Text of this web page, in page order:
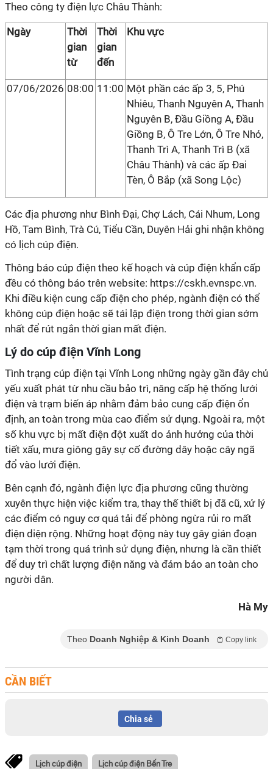
Theo công ty điện lực Châu Thành:
Ngày
Thời
gian
từ
Thời
gian
đến
Khu vực
07/06/2026 08:00 11:00 Một phần các ấp 3, 5, Phú
Nhiêu, Thanh Nguyên A, Thanh
Nguyên B, Đầu Giồng A, Đầu
Giồng B, Ô Tre Lớn, Ô Tre Nhỏ,
Thanh Trì A, Thanh Trì B (xã
Châu Thành) và các ấp Đai
Tèn, Ô Bắp (xã Song Lộc)
Các địa phương như Bình Đại, Chợ Lách, Cái Nhum, Long
Hồ, Tam Bình, Trà Cú, Tiểu Cần, Duyên Hải ghi nhận không
có lịch cúp điện.
Thông báo cúp điện theo kế hoạch và cúp điện khẩn cấp
đều có thông báo trên website: https://cskh.evnspc.vn.
Khi điều kiện cung cấp điện cho phép, ngành điện có thể
không cúp điện hoặc sẽ tái lập điện trong thời gian sớm
nhất để rút ngắn thời gian mất điện.
Lý do cúp điện Vĩnh Long
Tình trạng cúp điện tại Vĩnh Long những ngày gần đây chủ
yếu xuất phát từ nhu cầu bảo trì, nâng cấp hệ thống lưới
điện và trạm biến áp nhằm đảm bảo cung cấp điện ổn
định, an toàn trong mùa cao điểm sử dụng. Ngoài ra, một
số khu vực bị mất điện đột xuất do ảnh hưởng của thời
tiết xấu, mưa giông gây sự cố đường dây hoặc cây ngã
đổ vào lưới điện.
Bên cạnh đó, ngành điện lực địa phương cũng thường
xuyên thực hiện việc kiểm tra, thay thế thiết bị đã cũ, xử lý
các điểm có nguy cơ quá tải để phòng ngừa rủi ro mất
điện diện rộng. Những hoạt động này tuy gây gián đoạn
tạm thời trong quá trình sử dụng điện, nhưng là cần thiết
để duy trì chất lượng điện năng và đảm bảo an toàn cho
người dân.
Hà My
Theo Doanh Nghiệp & Kinh Doanh Copy link
CẦN BIẾT
Chia sẻ
Lịch cúp điện Lịch cúp điện Bến Tre